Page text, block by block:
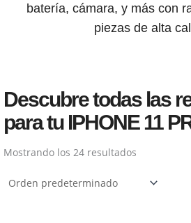
batería, cámara, y más con
piezas de alta
Descubre todas las
para tu IPHONE 11
Mostrando los 24 resultados